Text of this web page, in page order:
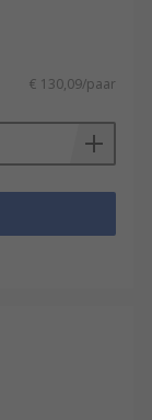
€ 130,09/paar